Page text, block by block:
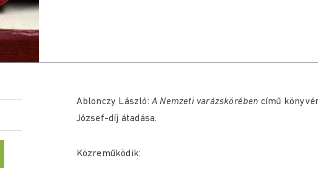
Ablonczy László:A Nemzeti varázskörében című
József-díj átadása.
Közreműködik: